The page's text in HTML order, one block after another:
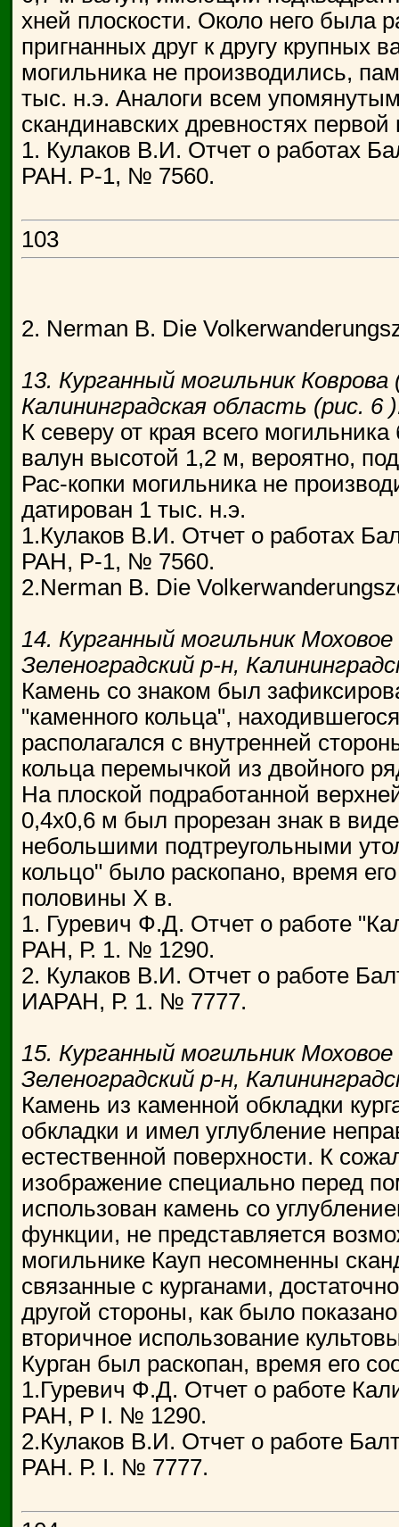
хней плоскости. Около него была
пригнанных друг к другу крупных
могильника не производились,
тыс. н.э. Аналоги всем
скандинавских древностях
1. Кулаков В.И. Отчет о работах
РАН. Р-1, № 7560.
103
2. Nerman В. Die
13. Курганный могильник
Калининградская область (рис. 6
К северу от края всего
валун высотой 1,2 м, вероятно,
Рас-копки могильника не
датирован 1 тыс. н.э.
1.Кулаков В.И. Отчет о работах
РАН, Р-1, № 7560.
2.Nerman В. Die
14. Курганный могильник
Зеленоградский р-н,
Камень со знаком был
"каменного кольца",
располагался с внутренней
кольца перемычкой из двойного
На плоской подработанной
0,4x0,6 м был прорезан знак в
небольшими подтреугольными
кольцо" было раскопано, время
половины X в.
1. Гуревич Ф.Д. Отчет о работе
РАН, Р. 1. № 1290.
2. Кулаков В.И. Отчет о работе
ИАРАН, Р. 1. № 7777.
15. Курганный могильник
Зеленоградский р-н,
Камень из каменной обкладки
обкладки и имел углубление
естественной поверхности. К
изображение специально перед
использован камень со
функции, не представляется
могильнике Кауп несомненны
связанные с курганами,
другой стороны, как было
вторичное использование
Курган был раскопан, время его
1.Гуревич Ф.Д. Отчет о работе
РАН, Р I. № 1290.
2.Кулаков В.И. Отчет о работе
РАН. Р. I. № 7777.